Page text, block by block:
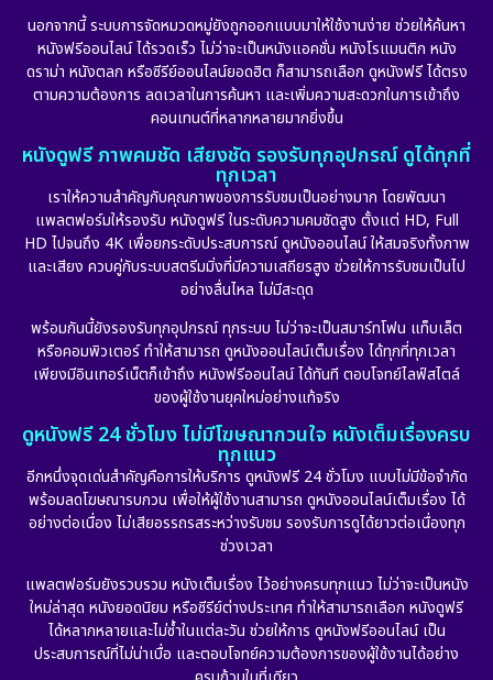
Drama ดราม่า (898)
Dystopian (17)
Emotional (101)
Epic มหากาพย์ (17)
Erotic (10)
Fantasy จินตนาการ (265)
Film
Gothic (6)
HBO GO (11)
HBO Max (2)
นอกจากนี้ ระบบการจัดหมวดหมู่ยังถูกออกแบบมาให้ใช้งานง่าย ช่วยให้ค้นหา
หนังฟรีออนไลน์ ได้รวดเร็ว ไม่ว่าจะเป็นหนังแอคชั่น หนังโรแมนติก หนัง
ดราม่า หนังตลก หรือซีรีย์ออนไลน์ยอดฮิต ก็สามารถเลือก ดูหนังฟรี ได้ตรง
ตามความต้องการ ลดเวลาในการค้นหา และเพิ่มความสะดวกในการเข้าถึง
คอนเทนต์ที่หลากหลายมากยิ่งขึ้น
หนังดูฟรี ภาพคมชัด เสียงชัด รองรับทุกอุปกรณ์ ดูได้ทุกที่
ทุกเวลา
เราให้ความสำคัญกับคุณภาพของการรับชมเป็นอย่างมาก โดยพัฒนา
แพลตฟอร์มให้รองรับ หนังดูฟรี ในระดับความคมชัดสูง ตั้งแต่ HD, Full
HD ไปจนถึง 4K เพื่อยกระดับประสบการณ์ ดูหนังออนไลน์ ให้สมจริงทั้งภาพ
และเสียง ควบคู่กับระบบสตรีมมิ่งที่มีความเสถียรสูง ช่วยให้การรับชมเป็นไป
อย่างลื่นไหล ไม่มีสะดุด
พร้อมกันนี้ยังรองรับทุกอุปกรณ์ ทุกระบบ ไม่ว่าจะเป็นสมาร์ทโฟน แท็บเล็ต
หรือคอมพิวเตอร์ ทำให้สามารถ ดูหนังออนไลน์เต็มเรื่อง ได้ทุกที่ทุกเวลา
เพียงมีอินเทอร์เน็ตก็เข้าถึง หนังฟรีออนไลน์ ได้ทันที ตอบโจทย์ไลฟ์สไตล์
ของผู้ใช้งานยุคใหม่อย่างแท้จริง
ดูหนังฟรี 24 ชั่วโมง ไม่มีโฆษณากวนใจ หนังเต็มเรื่องครบ
ทุกแนว
อีกหนึ่งจุดเด่นสำคัญคือการให้บริการ ดูหนังฟรี 24 ชั่วโมง แบบไม่มีข้อจำกัด
พร้อมลดโฆษณารบกวน เพื่อให้ผู้ใช้งานสามารถ ดูหนังออนไลน์เต็มเรื่อง ได้
อย่างต่อเนื่อง ไม่เสียอรรถรสระหว่างรับชม รองรับการดูได้ยาวต่อเนื่องทุก
ช่วงเวลา
แพลตฟอร์มยังรวบรวม หนังเต็มเรื่อง ไว้อย่างครบทุกแนว ไม่ว่าจะเป็นหนัง
ใหม่ล่าสุด หนังยอดนิยม หรือซีรีย์ต่างประเทศ ทำให้สามารถเลือก หนังดูฟรี
ได้หลากหลายและไม่ซ้ำในแต่ละวัน ช่วยให้การ ดูหนังฟรีออนไลน์ เป็น
ประสบการณ์ที่ไม่น่าเบื่อ และตอบโจทย์ความต้องการของผู้ใช้งานได้อย่าง